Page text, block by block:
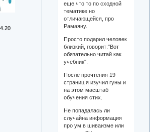
еще что то по сходной
тематике но
отличающейся, про
Рамаяну.
Просто подарил человек
близкий, говорит:"Вот
обязательно читай как
учебник".
После прочтения 19
страниц я изучил гуны и
на этом масштаб
обучения стих.
Не попадалась ли
случайна информация
про ум в шиваизме или